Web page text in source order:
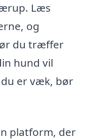
Læs
og
du træffer
hund vil
er væk, bør
platform, der